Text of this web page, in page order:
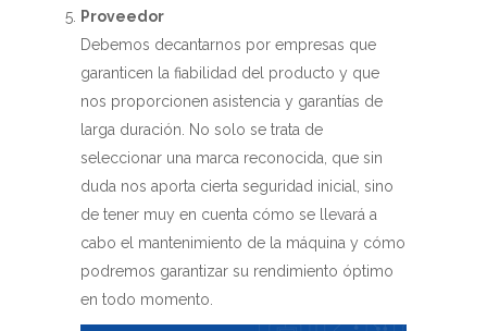
Proveedor
Debemos decantarnos por empresas que
garanticen la fiabilidad del producto y que
nos proporcionen asistencia y garantías de
larga duración. No solo se trata de
seleccionar una marca reconocida, que sin
duda nos aporta cierta seguridad inicial, sino
de tener muy en cuenta cómo se llevará a
cabo el mantenimiento de la máquina y cómo
podremos garantizar su rendimiento óptimo
en todo momento.